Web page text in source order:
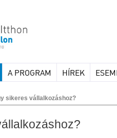
A PROGRAM HÍREK
sikeres vállalkozáshoz?